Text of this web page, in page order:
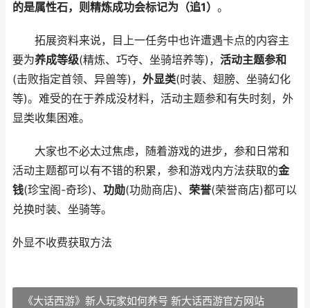
的是属性石，则精炼成功会标记为（追1） 。
拓展资料来说，目上一任务中也许遭遇卡点的内容主
要为养成等级(精炼、巧夺、坐骑培养等)， 活动主题参和
(击败指定首领、异兽等)， 外显类(时装、翅膀、坐骑幻化
等)。难受的在于养成没材料，活动主题参和有失时刻，外
显类收集困难。
大家也不必太过焦虑，随着游戏的进步，参和日常和
活动主题都可以有不错的积累，参和游戏内方法获取的金
钱(珍宝阁-奇珍)、 功勋(功勋商店)、 荣誉(荣誉商店)都可以
兑换时装、坐骑等。
外显不收费获取方法
《大话西游》新人玩家如何养号 新大话西游官方网站